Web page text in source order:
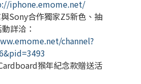
iphone.emome.net/
Sony合作獨家Z5新色、抽
詳洽：
channel?
猴年紀念款贈送活